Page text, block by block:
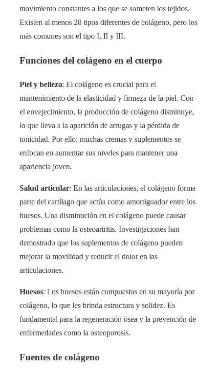
movimiento constantes a los que se someten los tejidos.
Existen al menos 28 tipos diferentes de colágeno, pero los
más comunes son el tipo I, II y III.
Funciones del colágeno en el cuerpo
Piel y belleza: El colágeno es crucial para el
mantenimiento de la elasticidad y firmeza de la piel. Con
el envejecimiento, la producción de colágeno disminuye,
lo que lleva a la aparición de arrugas y la pérdida de
tonicidad. Por ello, muchas cremas y suplementos se
enfocan en aumentar sus niveles para mantener una
apariencia joven.
Salud articular: En las articulaciones, el colágeno forma
parte del cartílago que actúa como amortiguador entre los
huesos. Una disminución en el colágeno puede causar
problemas como la osteoartritis. Investigaciones han
demostrado que los suplementos de colágeno pueden
mejorar la movilidad y reducir el dolor en las
articulaciones.
Huesos: Los huesos están compuestos en su mayoría por
colágeno, lo que les brinda estructura y solidez. Es
fundamental para la regeneración ósea y la prevención de
enfermedades como la osteoporosis.
Fuentes de colágeno